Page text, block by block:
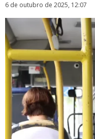
6 de outubro de 2025, 12:07